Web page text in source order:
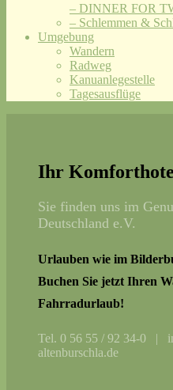
– DINNER FOR
– Schlemmen &
Umgebung
Wandern
Radweg
Kanuanlegestelle
Tagesausflüge
Ihr
Sie finden uns im
Deutschland e.V.
Urlauben wie im
Buchen Sie jetzt Ihren
Fahrradurlaub!
Tel. 0 56 55 / 92 34-0 |
altenburschla.de